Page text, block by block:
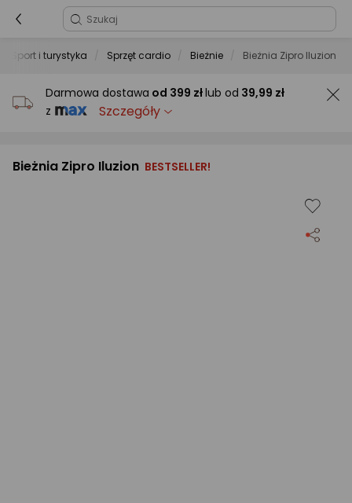
Sport i turystyka Sprzęt cardio Bieżnie Bieżnia Zipro Iluzion
Darmowa dostawa od 399 złlub od 39,99 zł
z
Szczegóły
Bieżnia Zipro Iluzion BESTSELLER!